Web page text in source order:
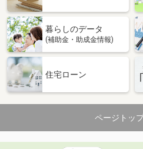
暮らしのデータ
(補助金・助成金情報)
住宅ローン
ページトッ